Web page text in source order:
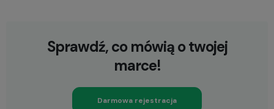
Sprawdź, co mówią o twojej
marce!
Darmowa rejestracja